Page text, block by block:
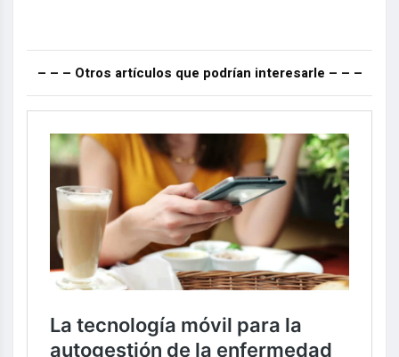
– – – Otros artículos que podrían interesarle – – –